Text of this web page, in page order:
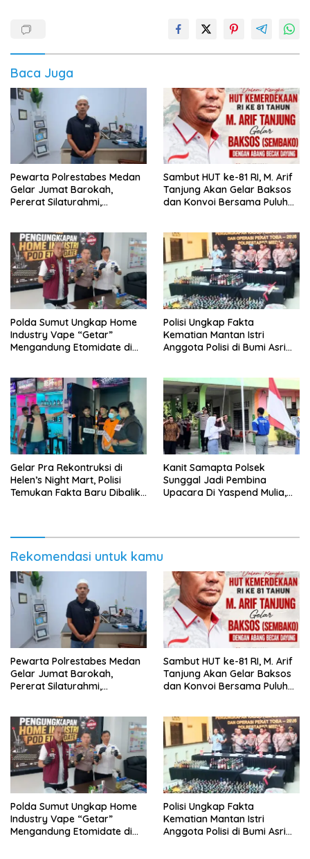
Baca Juga
Pewarta Polrestabes Medan
Gelar Jumat Barokah,
Pererat Silaturahmi,
‎Sambut HUT ke-81 RI, M. Arif
Tanjung Akan Gelar Baksos
dan Konvoi Bersama Puluhan
‎Polda Sumut Ungkap Home
Industry Vape “Getar”
Mengandung Etomidate di
Polisi Ungkap Fakta
Kematian Mantan Istri
Anggota Polisi di Bumi Asri
Gelar Pra Rekontruksi di
Helen’s Night Mart, Polisi
Temukan Fakta Baru Dibalik
Kanit Samapta Polsek
Sunggal Jadi Pembina
Upacara Di Yaspend Mulia,
Rekomendasi untuk kamu
Pewarta Polrestabes Medan
Gelar Jumat Barokah,
Pererat Silaturahmi,
‎Sambut HUT ke-81 RI, M. Arif
Tanjung Akan Gelar Baksos
dan Konvoi Bersama Puluhan
‎Polda Sumut Ungkap Home
Industry Vape “Getar”
Mengandung Etomidate di
Polisi Ungkap Fakta
Kematian Mantan Istri
Anggota Polisi di Bumi Asri